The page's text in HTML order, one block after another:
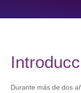
Durante más de dos